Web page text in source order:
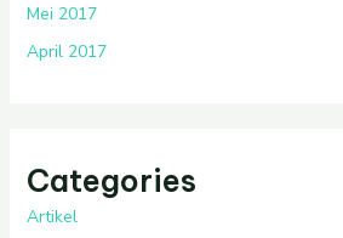
Mei 2017
April 2017
Categories
Artikel